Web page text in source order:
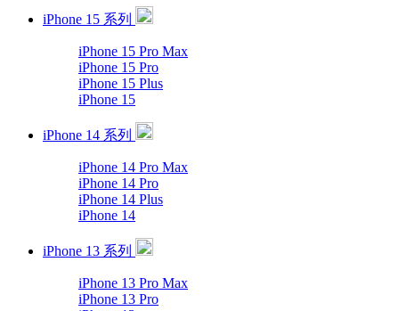
iPhone 15 系列
iPhone 15 Pro Max
iPhone 15 Pro
iPhone 15 Plus
iPhone 15
iPhone 14 系列
iPhone 14 Pro Max
iPhone 14 Pro
iPhone 14 Plus
iPhone 14
iPhone 13 系列
iPhone 13 Pro Max
iPhone 13 Pro